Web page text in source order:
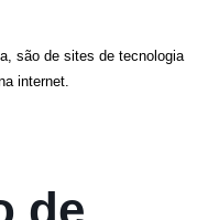
são de sites de tecnologia
internet.